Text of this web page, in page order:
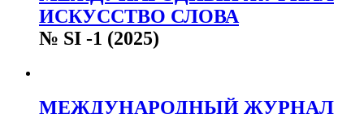
ИСКУССТВО СЛОВА
№ SI -1 (2025)
МЕЖДУНАРОДНЫЙ ЖУРНАЛ